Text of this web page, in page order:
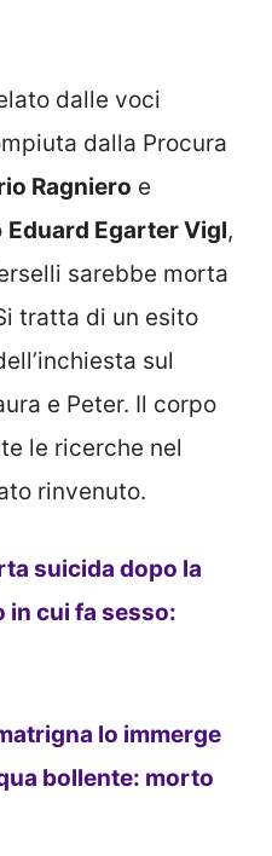
dalle voci
dalla Procura
Ragniero e
Eduard Egarter Vigl,
sarebbe morta
tratta di un esito
sul
e Peter. Il corpo
le ricerche nel
rinvenuto.
suicida dopo la
in cui fa sesso:
lo immerge
bollente: morto